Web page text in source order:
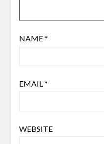
NAME*
EMAIL*
WEBSITE